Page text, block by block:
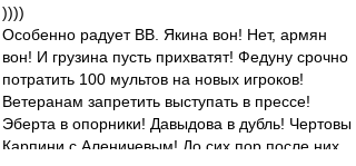
))))
Особенно радует ВВ. Якина вон! Нет, армян
вон! И грузина пусть прихватят! Федуну срочно
потратить 100 мультов на новых игроков!
Ветеранам запретить выступать в прессе!
Эберта в опорники! Давыдова в дубль! Чертовы
Карпини с Аленичевым! До сих пор после них